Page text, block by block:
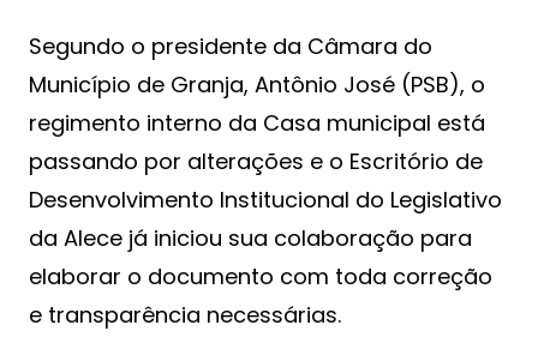
Segundo o presidente da Câmara do
Município de Granja, Antônio José (PSB), o
regimento interno da Casa municipal está
passando por alterações e o Escritório de
Desenvolvimento Institucional do Legislativo
da Alece já iniciou sua colaboração para
elaborar o documento com toda correção
e transparência necessárias.